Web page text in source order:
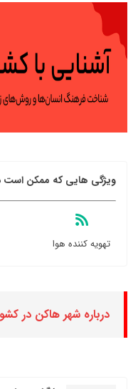
ویژگی هایی که ممکن است
تهویه کننده هوا
درباره شهر هاکن در